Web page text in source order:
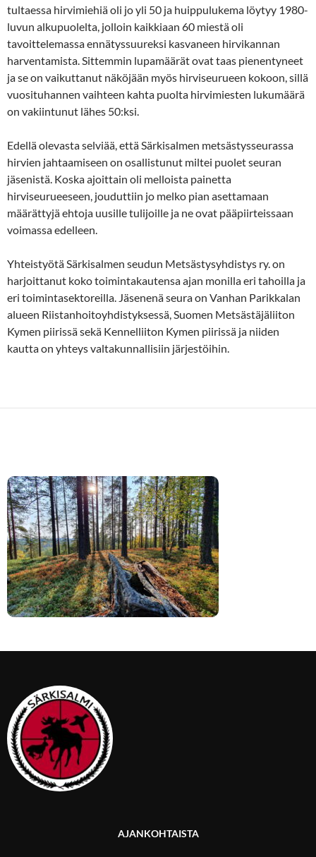
tultaessa hirvimiehiä oli jo yli 50 ja huippulukema löytyy 1980-
luvun alkupuolelta, jolloin kaikkiaan 60 miestä oli
tavoittelemassa ennätyssuureksi kasvaneen hirvikannan
harventamista. Sittemmin lupamäärät ovat taas pienentyneet
ja se on vaikuttanut näköjään myös hirviseurueen kokoon, sillä
vuosituhannen vaihteen kahta puolta hirvimiesten lukumäärä
on vakiintunut lähes 50:ksi.
Edellä olevasta selviää, että Särkisalmen metsästysseurassa
hirvien jahtaamiseen on osallistunut miltei puolet seuran
jäsenistä. Koska ajoittain oli melloista painetta
hirviseurueeseen, jouduttiin jo melko pian asettamaan
määrättyjä ehtoja uusille tulijoille ja ne ovat pääpiirteissaan
voimassa edelleen.
Yhteistyötä Särkisalmen seudun Metsästysyhdistys ry. on
harjoittanut koko toimintakautensa ajan monilla eri tahoilla ja
eri toimintasektoreilla. Jäsenenä seura on Vanhan Parikkalan
alueen Riistanhoitoyhdistyksessä, Suomen Metsästäjäliiton
Kymen piirissä sekä Kennelliiton Kymen piirissä ja niiden
kautta on yhteys valtakunnallisiin järjestöihin.
AJANKOHTAISTA